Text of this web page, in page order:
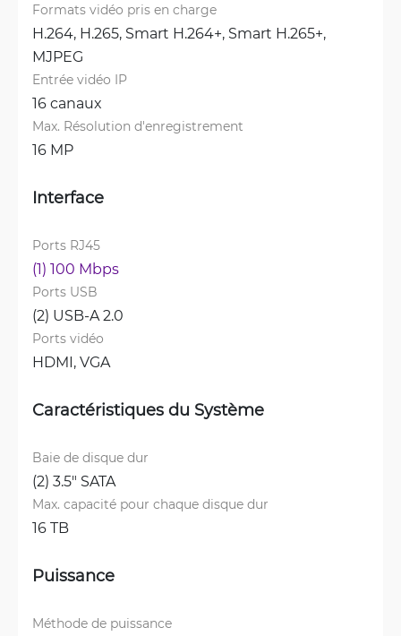
Formats vidéo pris en charge
H.264, H.265, Smart H.264+, Smart H.265+,
MJPEG
Entrée vidéo IP
16 canaux
Max. Résolution d'enregistrement
16 MP
Interface
Ports RJ45
(1) 100 Mbps
Ports USB
(2) USB-A 2.0
Ports vidéo
HDMI, VGA
Caractéristiques du Système
Baie de disque dur
(2) 3.5" SATA
Max. capacité pour chaque disque dur
16 TB
Puissance
Méthode de puissance